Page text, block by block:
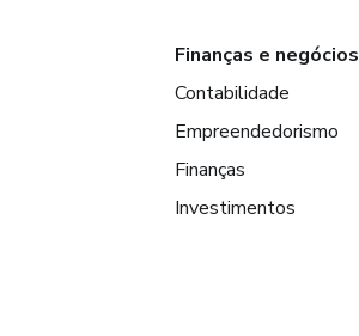
Finanças e negócios
Contabilidade
Empreendedorismo
Finanças
Investimentos